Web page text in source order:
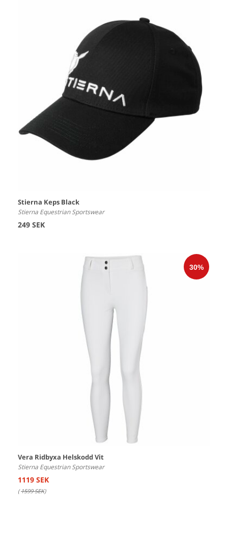
Stierna Keps Black
Stierna Equestrian Sportswear
249 SEK
Vera Ridbyxa Helskodd Vit
Stierna Equestrian Sportswear
1119 SEK
(1599 SEK)